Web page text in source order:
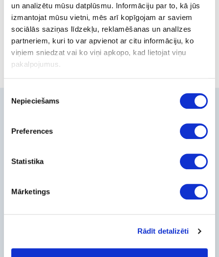
un analizētu mūsu datplūsmu. Informāciju par to, kā jūs
izmantojat mūsu vietni, mēs arī kopīgojam ar saviem
sociālās saziņas līdzekļu, reklamēšanas un analīzes
partneriem, kuri to var apvienot ar citu informāciju, ko
viņiem sniedzat vai ko viņi apkopo, kad lietojat viņu
pakalpojumus.
izvēle
Nepieciešams
Preferences
Statistika
Mārketings
Rādīt detalizēti
(RAM)
40 products
Contacts
+371-236-655-56
Company
Contact Info